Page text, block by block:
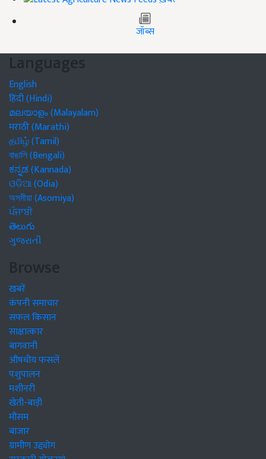
जॉब्स
Languages
English
हिंदी (Hindi)
മലയാളം (Malayalam)
मराठी (Marathi)
தமிழ் (Tamil)
বাঙালি (Bengali)
ಕನ್ನಡ (Kannada)
ଓଡିଆ (Odia)
অসমীয়া (Asomiya)
ਪੰਜਾਬੀ
తెలుగు
ગુજરાતી
Browse
खबरें
कंपनी समाचार
सफल किसान
साक्षात्कार
बागवानी
औषधीय फसलें
पशुपालन
मशीनरी
खेती-बाड़ी
मौसम
बाजार
ग्रामीण उद्द्योग